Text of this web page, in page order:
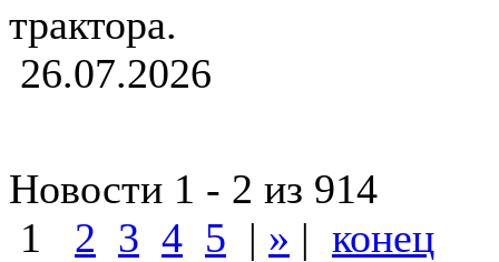
трактора.
26.07.2026
Новости 1 - 2 из 914
1
2 3 4 5 | » | конец